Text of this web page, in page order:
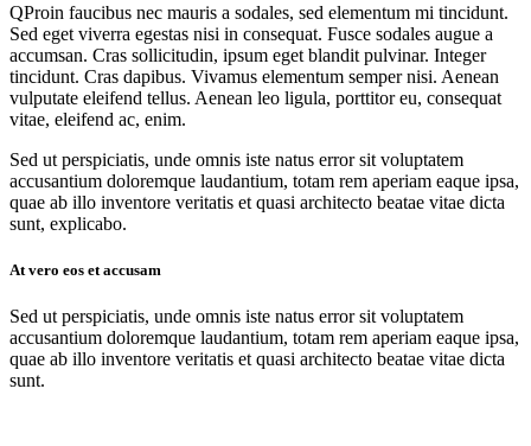
QProin faucibus nec mauris a sodales, sed elementum mi tincidunt.
Sed eget viverra egestas nisi in consequat. Fusce sodales augue a
accumsan. Cras sollicitudin, ipsum eget blandit pulvinar. Integer
tincidunt. Cras dapibus. Vivamus elementum semper nisi. Aenean
vulputate eleifend tellus. Aenean leo ligula, porttitor eu, consequat
vitae, eleifend ac, enim.
Sed ut perspiciatis, unde omnis iste natus error sit voluptatem
accusantium doloremque laudantium, totam rem aperiam eaque ipsa,
quae ab illo inventore veritatis et quasi architecto beatae vitae dicta
sunt, explicabo.
At vero eos et accusam
Sed ut perspiciatis, unde omnis iste natus error sit voluptatem
accusantium doloremque laudantium, totam rem aperiam eaque ipsa,
quae ab illo inventore veritatis et quasi architecto beatae vitae dicta
sunt.